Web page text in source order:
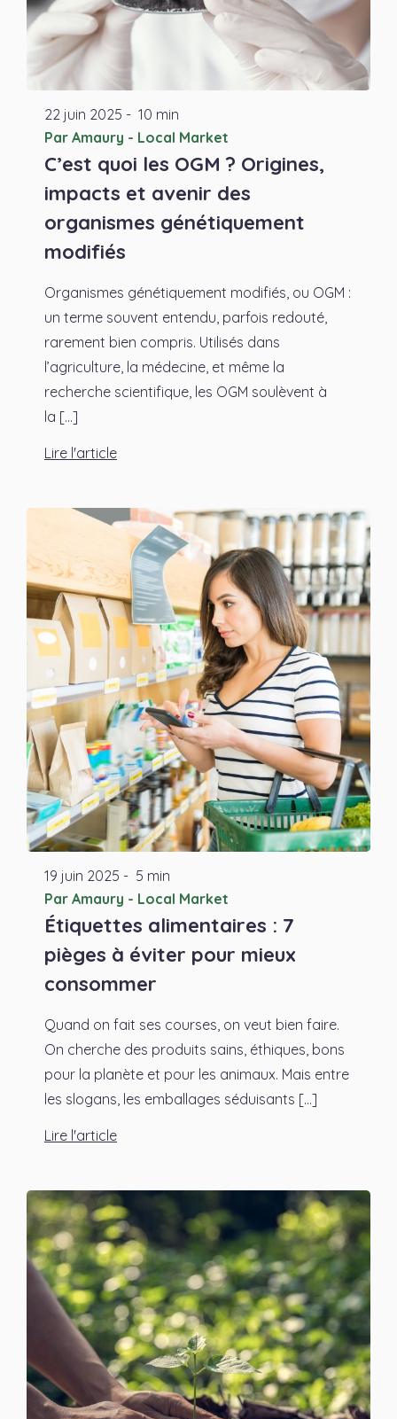
22 juin 2025 - 10 min
Par Amaury - Local Market
C’est quoi les OGM ? Origines,
impacts et avenir des
organismes génétiquement
modifiés
Organismes génétiquement modifiés, ou OGM :
un terme souvent entendu, parfois redouté,
rarement bien compris. Utilisés dans
l’agriculture, la médecine, et même la
recherche scientifique, les OGM soulèvent à
la [...]
Lire l'article
19 juin 2025 - 5 min
Par Amaury - Local Market
Étiquettes alimentaires : 7
pièges à éviter pour mieux
consommer
Quand on fait ses courses, on veut bien faire.
On cherche des produits sains, éthiques, bons
pour la planète et pour les animaux. Mais entre
les slogans, les emballages séduisants [...]
Lire l'article